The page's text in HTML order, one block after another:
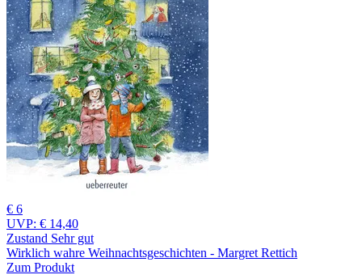
€ 6
UVP: € 14,40
Zustand Sehr gut
Wirklich wahre Weihnachtsgeschichten - Margret Rettich
Zum Produkt